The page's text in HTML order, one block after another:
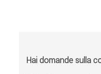
Hai domande sulla